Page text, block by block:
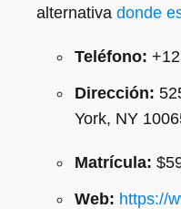
alternativa donde
Teléfono:
Dirección:
York, NY
Matrícula:
Web: https://